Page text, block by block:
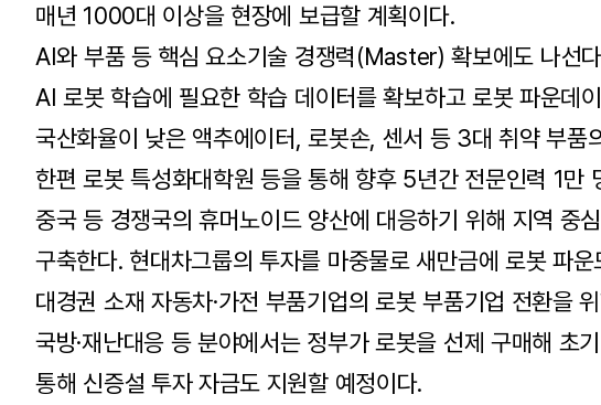
매년 1000대 이상을 현장에 보급할 계획이다.
AI와 부품 등 핵심 요소기술 경쟁력(Master) 확보에도 나선
AI 로봇 학습에 필요한 학습 데이터를 확보하고 로봇 파운데
국산화율이 낮은 액추에이터, 로봇손, 센서 등 3대 취약 부품
한편 로봇 특성화대학원 등을 통해 향후 5년간 전문인력 1만
중국 등 경쟁국의 휴머노이드 양산에 대응하기 위해 지역
구축한다. 현대차그룹의 투자를 마중물로 새만금에 로봇 파
대경권 소재 자동차·가전 부품기업의 로봇 부품기업 전환을
국방·재난대응 등 분야에서는 정부가 로봇을 선제 구매해 초
통해 신증설 투자 자금도 지원할 예정이다.